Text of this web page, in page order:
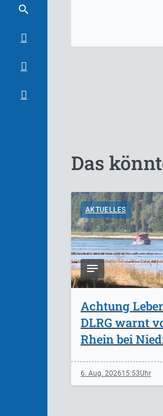
Das
AKTUELLES
Achtung
DLRG warnt
Rhein bei
6. Aug. 202615:53